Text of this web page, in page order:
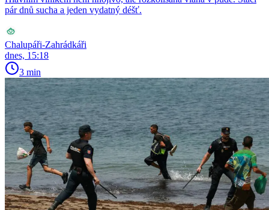
pár dnů sucha a jeden vydatný déšť.
Chalupáři-Zahrádkáři
dnes, 15:18
3 min